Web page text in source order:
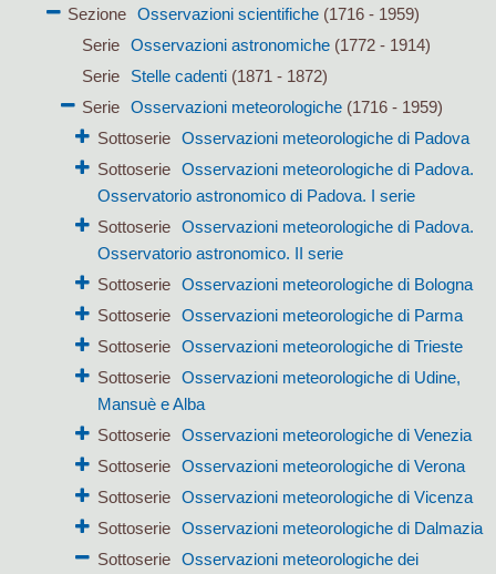
Sezione Osservazioni scientifiche(1716 - 1959)
Serie
Osservazioni astronomiche (1772 - 1914)
Serie
Stelle cadenti (1871 - 1872)
Serie
Osservazioni meteorologiche (1716 - 1959)
Sottoserie
Osservazioni meteorologiche di Padova
Sottoserie
Osservazioni meteorologiche di Padova.
Osservatorio astronomico di Padova. I serie
Sottoserie
Osservazioni meteorologiche di Padova.
Osservatorio astronomico. II serie
Sottoserie
Osservazioni meteorologiche di Bologna
Sottoserie
Osservazioni meteorologiche di Parma
Sottoserie
Osservazioni meteorologiche di Trieste
Sottoserie
Osservazioni meteorologiche di Udine,
Mansuè e Alba
Sottoserie
Osservazioni meteorologiche di Venezia
Sottoserie
Osservazioni meteorologiche di Verona
Sottoserie
Osservazioni meteorologiche di Vicenza
Sottoserie
Osservazioni meteorologiche di Dalmazia
Sottoserie
Osservazioni meteorologiche dei